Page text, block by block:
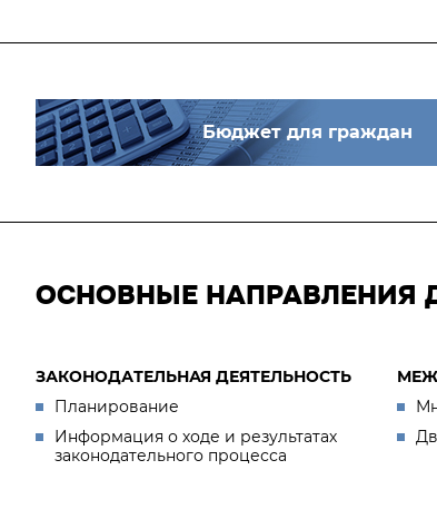
Бюджет для граждан
ОСНОВНЫЕ НАПРАВЛЕНИЯ
ЗАКОНОДАТЕЛЬНАЯ ДЕЯТЕЛЬНОСТЬ
Планирование
Информация о ходе и результатах
законодательного процесса